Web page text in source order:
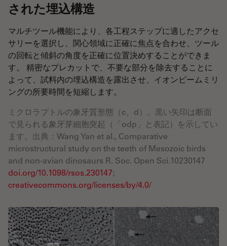
された埋込構造
マルチツール機能により、各工程ステップに適したアクセ
サリーを選択し、関心領域に正確に焦点を合わせ、ツール
の回転と傾斜の角度を正確に位置決めすることができま
す。 精密なプレカットで、不要な部分を除去することに
よって、試料内の埋込構造を露出させ、イオンビームミリ
ングの所要時間を短縮します。
ミクロラプトルの象牙質形態（c、d）。黒い矢印は断面
で見られる象牙芽細胞突起（「odp」と表記）を示してい
ます。出典：Wang Yan et al., Comparative
microstructural study on the teeth of Mesozoic birds
and non-avian dinosaurs R. Soc. Open Sci.10230147
doi.org/10.1098/rsos.230147;
creativecommons.org/licenses/by/4.0/